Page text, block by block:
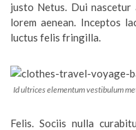
justo Netus. Dui nascetur
lorem aenean. Inceptos
luctus felis fringilla.
Id ultrices elementum vestibulum
Felis. Sociis nulla